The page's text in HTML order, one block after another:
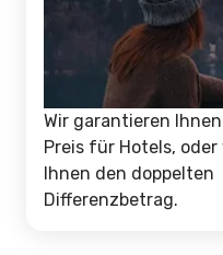
Wir garantieren
Preis für Hotels,
Ihnen den doppelten
Differenzbetrag.